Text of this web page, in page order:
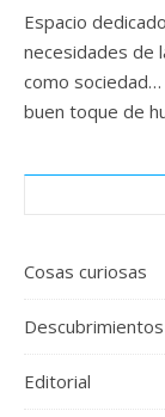
Espacio
necesidades de
como
buen toque de
Cosas curiosas
Descubrimientos
Editorial